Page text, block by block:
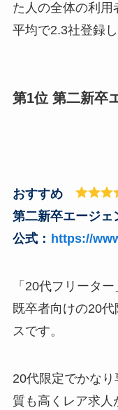
た人の全体の利用
平均で2.3社登録し
第1位 第二新卒
おすすめ
第二新卒エージェ
公式： https://
「20代フリータ
既卒者向けの20
スです。
20代限定でかな
質も高くレア求人